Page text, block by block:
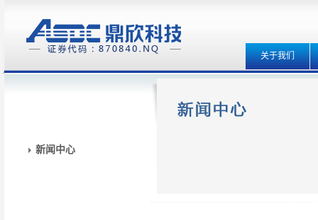
关于我们
新闻中心